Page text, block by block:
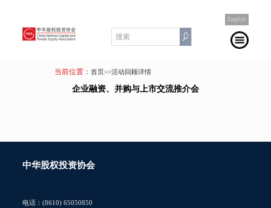
English
当前位置： 首页>>活动回顾详情
企业融资、并购与上市交流推介会
中华股权投资协会
电话：(8610) 65050850